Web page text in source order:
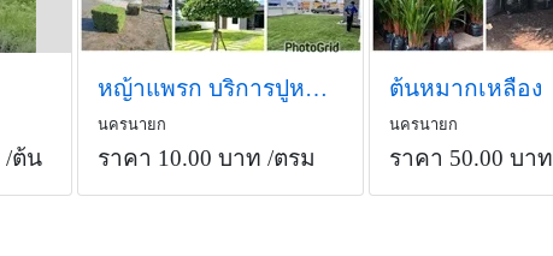
/ต้น
หญ้าแพรก บริการปูหญ้าทุกสายพันธุ์
นครนายก
ราคา 10.00 บาท /ตรม
ต้นหมากเหลือง
นครนายก
ราคา 50.00 บาท